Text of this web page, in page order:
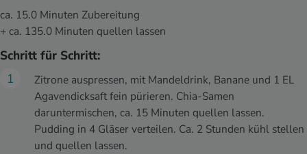
ca. 15.0 Minuten Zubereitung
+ ca. 135.0 Minuten quellen lassen
Schritt für Schritt:
Zitrone auspressen, mit Mandeldrink, Banane und 1 EL
Agavendicksaft fein pürieren. Chia-Samen
daruntermischen, ca. 15 Minuten quellen lassen.
Pudding in 4 Gläser verteilen. Ca. 2 Stunden kühl stellen
und quellen lassen.